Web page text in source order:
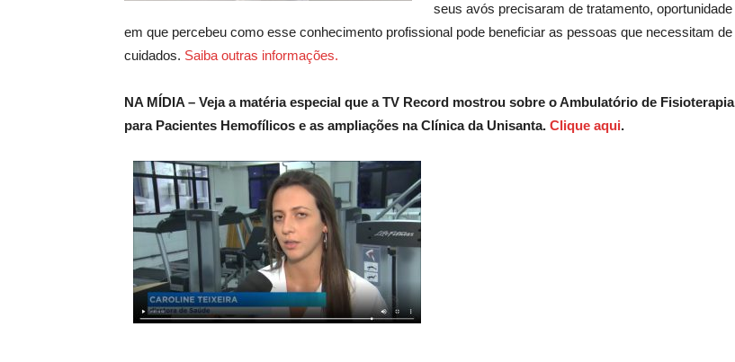
seus avós precisaram de tratamento, oportunidade
em que percebeu como esse conhecimento profissional pode beneficiar as pessoas que necessitam de
cuidados. Saiba outras informações.
NA MÍDIA – Veja a matéria especial que a TV Record mostrou sobre o Ambulatório de Fisioterapia
para Pacientes Hemofílicos e as ampliações na Clínica da Unisanta. Clique aqui.